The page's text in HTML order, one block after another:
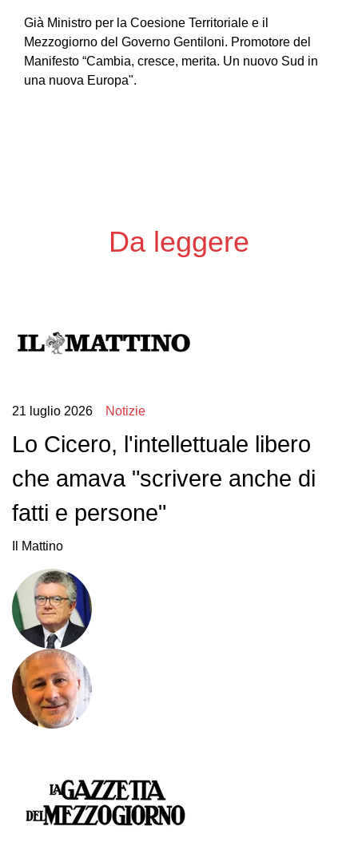
Già Ministro per la Coesione Territoriale e il
Mezzogiorno del Governo Gentiloni. Promotore del
Manifesto “Cambia, cresce, merita. Un nuovo Sud in
una nuova Europa".
Da leggere
21 luglio 2026 Notizie
Lo Cicero, l'intellettuale libero
che amava "scrivere anche di
fatti e persone"
Il Mattino